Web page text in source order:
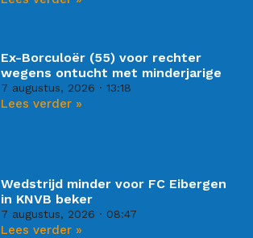
Ex-Borculoër (55) voor rechter
wegens ontucht met minderjarige
7 augustus, 2026 13:18
Lees verder »
Wedstrijd minder voor FC Eibergen
in KNVB beker
7 augustus, 2026 08:47
Lees verder »